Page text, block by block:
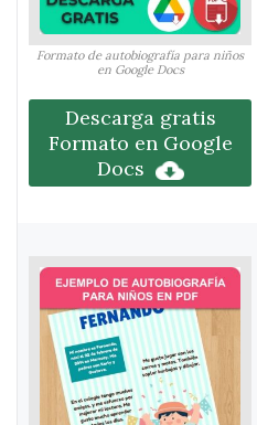
Formato de autobiografía para niños
en Google Docs
Descarga gratis
Formato en Google
Docs